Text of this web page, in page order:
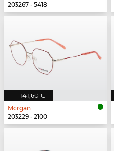
203267 - 5418
141,60 €
Morgan
203229 - 2100